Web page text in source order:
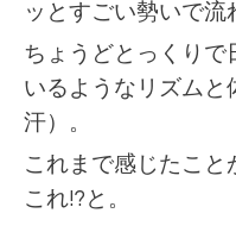
ッとすごい勢いで流
ちょうどとっくりで
いるようなリズム
汗）。
これまで感じたこ
これ!?と。